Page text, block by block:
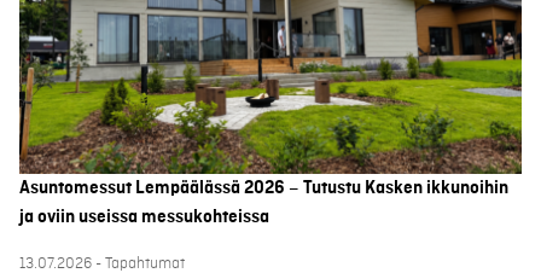
Asuntomessut Lempäälässä 2026 – Tutustu Kasken ikkunoihin
ja oviin useissa messukohteissa
13.07.2026 - Tapahtumat